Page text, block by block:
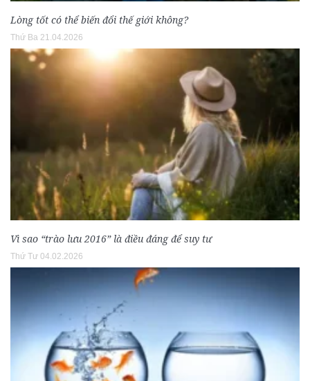
Lòng tốt có thể biến đổi thế giới không?
Thứ Ba 21.04.2026
Vì sao “trào lưu 2016” là điều đáng để suy tư
Thứ Tư 04.02.2026